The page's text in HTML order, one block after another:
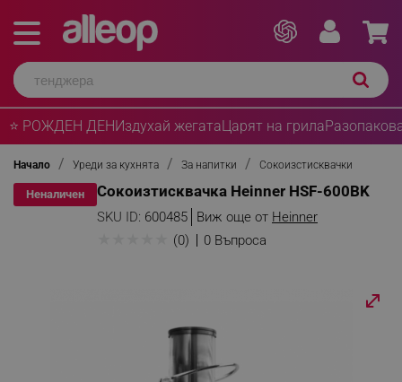
⭐ РОЖДЕН ДЕНИздухай жегатаЦарят на грила
Начало Уреди за кухнята За напитки Сокоизстисквачки
Неналичен Сокоизтисквачка Heinner HSF-600BK
SKU ID: 600485 Виж още от Heinner
(0) 0 Въпроса